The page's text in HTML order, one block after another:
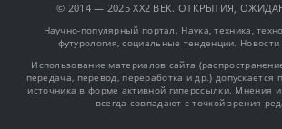
© 2014 — 2025 XX2 ВЕК. ОТКРЫТИЯ,
Научно-популярный портал. Наука, техника,
футурология, социальные тенденции.
Использование материалов сайта
передача, перевод, переработка и др.) допускается
источника в форме активной гиперссылки. Мнения
всегда совпадают с точкой зрения